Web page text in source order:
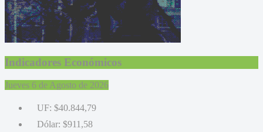
Indicadores Económicos
Jueves 6 de Agosto de 2026
UF: $40.844,79
Dólar: $911,58